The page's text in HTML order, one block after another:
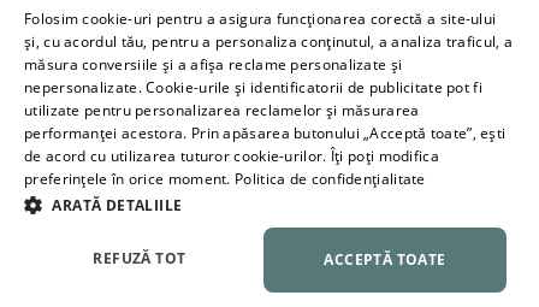
Linkuri utile
Cont
Informații despre magazin
Toate drepturile rezervate © 2026Joybex.ro
Folosim cookie-uri pentru a asigura funcționarea corectă a site-ului
și, cu acordul tău, pentru a personaliza conținutul, a analiza traficul, a
măsura conversiile și a afișa reclame personalizate și
nepersonalizate. Cookie-urile și identificatorii de publicitate pot fi
utilizate pentru personalizarea reclamelor și măsurarea
performanței acestora. Prin apăsarea butonului „Acceptă toate”, ești
de acord cu utilizarea tuturor cookie-urilor. Îți poți modifica
preferințele în orice moment. Politica de confidențialitate
ARATĂ DETALIILE
ACCEPTĂ TOATE
REFUZĂ TOT